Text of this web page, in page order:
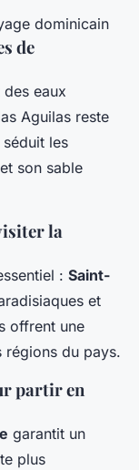
de
eaux
Aguilas reste
les
son sable
la
: Saint-
et
offrent une
du pays.
partir en
garantit un
plus